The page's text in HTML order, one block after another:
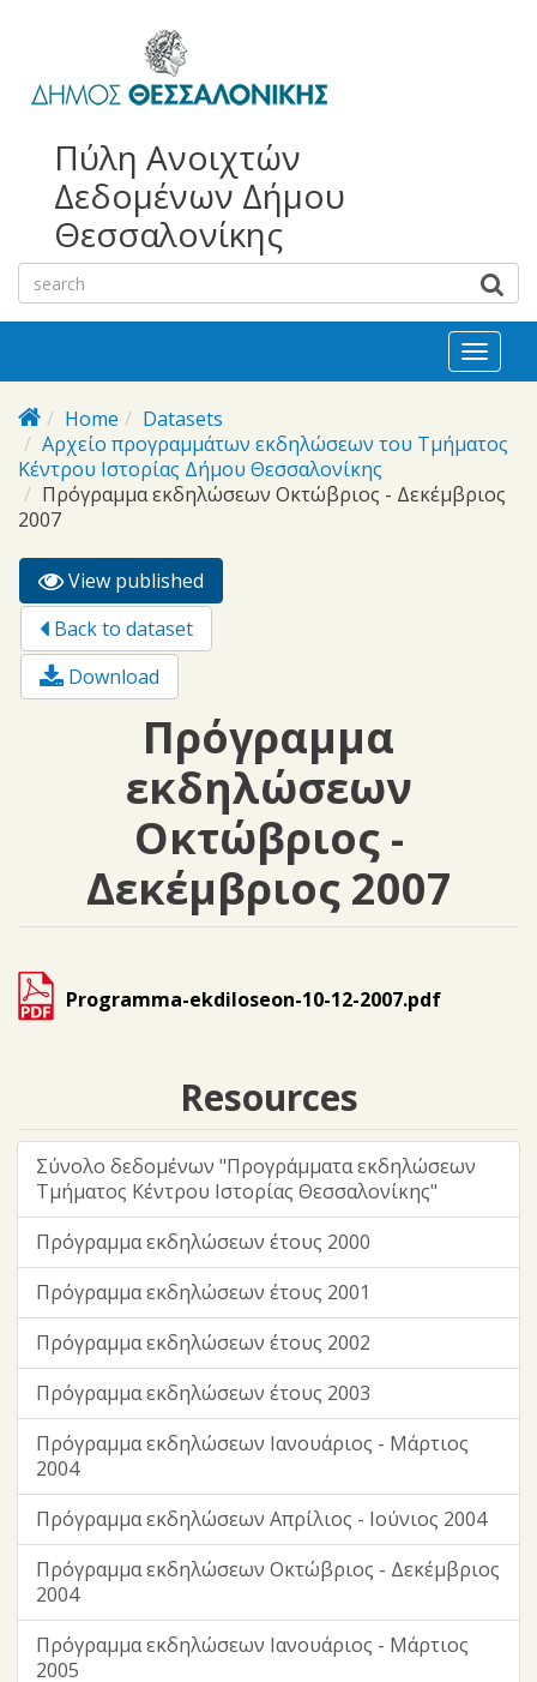
bayan
escort
escort
Πύλη Ανοιχτών
Δεδομένων Δήμου
Θεσσαλονίκης
Toggle
Home
Datasets
Αρχείο προγραμμάτων εκδηλώσεων του Τμήματος
Κέντρου Ιστορίας Δήμου Θεσσαλονίκης
Πρόγραμμα εκδηλώσεων Οκτώβριος - Δεκέμβριος
2007
Primary tabs
View published
tab)
Back to dataset
Download
Πρόγραμμα
εκδηλώσεων
Οκτώβριος -
Δεκέμβριος 2007
Programma-ekdiloseon-10-12-2007.pdf
Resources
Σύνολο δεδομένων "Προγράμματα εκδηλώσεων
Τμήματος Κέντρου Ιστορίας Θεσσαλονίκης"
Πρόγραμμα εκδηλώσεων έτους 2000
Πρόγραμμα εκδηλώσεων έτους 2001
Πρόγραμμα εκδηλώσεων έτους 2002
Πρόγραμμα εκδηλώσεων έτους 2003
Πρόγραμμα εκδηλώσεων Ιανουάριος - Μάρτιος
2004
Πρόγραμμα εκδηλώσεων Απρίλιος - Ιούνιος 2004
Πρόγραμμα εκδηλώσεων Οκτώβριος - Δεκέμβριος
2004
Πρόγραμμα εκδηλώσεων Ιανουάριος - Μάρτιος
2005